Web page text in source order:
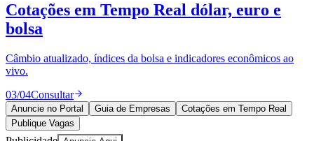
Publique Vagas encontre talentos
Publique vagas e encontre os melhores profissionais da região.
04/04Publicar
Anuncie no Portal
Publique Vagas
Publicidade Anuncie Aqui
Notícias Corporativas